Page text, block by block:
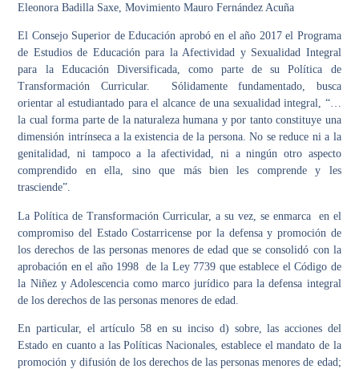
Eleonora Badilla Saxe, Movimiento Mauro Fernández Acuña
El Consejo Superior de Educación aprobó en el año 2017 el Programa
de Estudios de Educación para la Afectividad y Sexualidad Integral
para la Educación Diversificada, como parte de su Política de
Transformación Curricular. Sólidamente fundamentado, busca
orientar al estudiantado para el alcance de una sexualidad integral, “…
la cual forma parte de la naturaleza humana y por tanto constituye una
dimensión intrínseca a la existencia de la persona. No se reduce ni a la
genitalidad, ni tampoco a la afectividad, ni a ningún otro aspecto
comprendido en ella, sino que más bien les comprende y les
trasciende”.
La Política de Transformación Curricular, a su vez, se enmarca en el
compromiso del Estado Costarricense por la defensa y promoción de
los derechos de las personas menores de edad que se consolidó con la
aprobación en el año 1998 de la Ley 7739 que establece el Código de
la Niñez y Adolescencia como marco jurídico para la defensa integral
de los derechos de las personas menores de edad.
En particular, el artículo 58 en su inciso d) sobre, las acciones del
Estado en cuanto a las Políticas Nacionales, establece el mandato de la
promoción y difusión de los derechos de las personas menores de edad;